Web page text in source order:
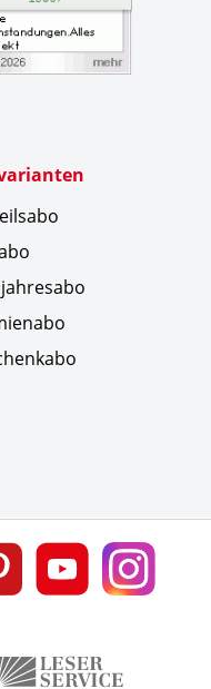
Lorenz
Leserservice
Lorenz
Leserservice
Lorenz